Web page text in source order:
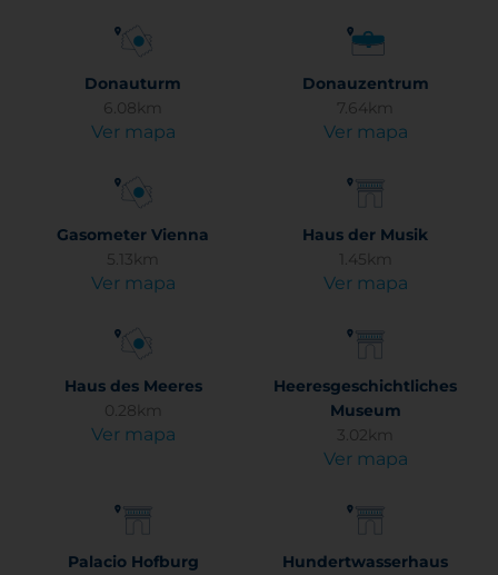
Donauturm
6.08km
Ver mapa
Donauzentrum
7.64km
Ver mapa
Gasometer Vienna
5.13km
Ver mapa
Haus der Musik
1.45km
Ver mapa
Haus des Meeres
0.28km
Ver mapa
Heeresgeschichtliches
Museum
3.02km
Ver mapa
Palacio Hofburg
Hundertwasserhaus